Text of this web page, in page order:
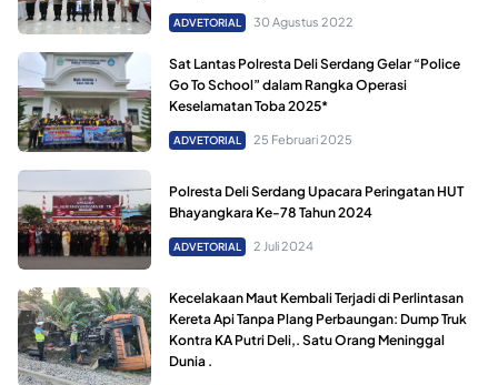
ADVETORIAL 30 Agustus 2022
Sat Lantas Polresta Deli Serdang Gelar “Police
Go To School” dalam Rangka Operasi
Keselamatan Toba 2025*
ADVETORIAL 25 Februari 2025
Polresta Deli Serdang Upacara Peringatan HUT
Bhayangkara Ke-78 Tahun 2024
ADVETORIAL 2 Juli 2024
Kecelakaan Maut Kembali Terjadi di Perlintasan
Kereta Api Tanpa Plang Perbaungan: Dump Truk
Kontra KA Putri Deli,. Satu Orang Meninggal
Dunia .